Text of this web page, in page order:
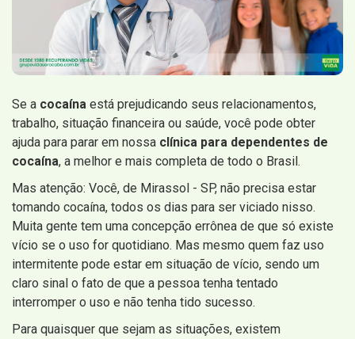
Se a cocaína está prejudicando seus relacionamentos,
trabalho, situação financeira ou saúde, você pode obter
ajuda para parar em nossa clínica para dependentes de
cocaína, a melhor e mais completa de todo o Brasil.
Mas atenção: Você, de Mirassol - SP, não precisa estar
tomando cocaína, todos os dias para ser viciado nisso.
Muita gente tem uma concepção errônea de que só existe
vício se o uso for quotidiano. Mas mesmo quem faz uso
intermitente pode estar em situação de vício, sendo um
claro sinal o fato de que a pessoa tenha tentado
interromper o uso e não tenha tido sucesso.
Para quaisquer que sejam as situações, existem